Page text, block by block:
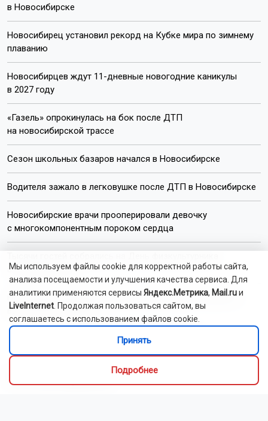
в Новосибирске
Новосибирец установил рекорд на Кубке мира по зимнему
плаванию
Новосибирцев ждут 11-дневные новогодние каникулы
в 2027 году
«Газель» опрокинулась на бок после ДТП
на новосибирской трассе
Сезон школьных базаров начался в Новосибирске
Водителя зажало в легковушке после ДТП в Новосибирске
Новосибирские врачи прооперировали девочку
с многокомпонентным пороком сердца
в Новосибирске
НГУ вошёл в пятёрку вузов России по уровню зарплаты
выпускников-химиков
Читать все новости
Это интересно
Мы используем файлы cookie для корректной работы сайта,
анализа посещаемости и улучшения качества сервиса. Для
аналитики применяются сервисы Яндекс.Метрика, Mail.ruи
LiveInternet . Продолжая пользоваться сайтом, вы
соглашаетесь с использованием файлов cookie.
Принять
Подробнее